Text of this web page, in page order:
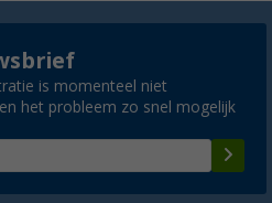
is momenteel niet
het probleem zo snel mogelijk